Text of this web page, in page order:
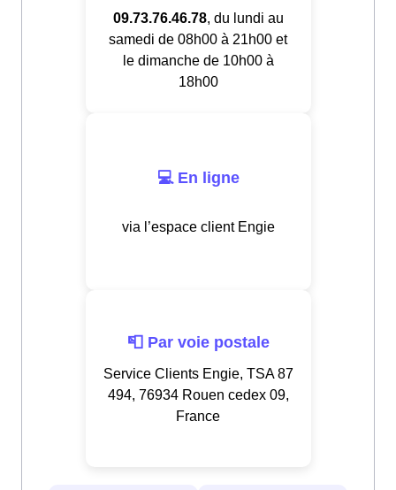
09.73.76.46.78, du lundi au
samedi de 08h00 à 21h00 et
le dimanche de 10h00 à
18h00
💻 En ligne
via l’espace client Engie
📮 Par voie postale
Service Clients Engie, TSA 87
494, 76934 Rouen cedex 09,
France